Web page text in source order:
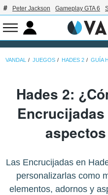
Peter Jackson Gameplay GTA 6
VANDAL JUEGOS HADES 2 GUÍA
Hades 2:
Las Encrucijadas en
personalizarlas como
elementos, adornos y